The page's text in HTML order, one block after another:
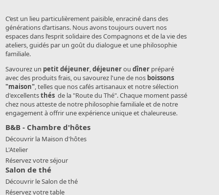
C’est un lieu particulièrement paisible, enraciné dans des
générations d’artisans. Nous avons toujours ouvert nos
espaces dans l’esprit solidaire des Compagnons et de la vie des
ateliers, guidés par un goût du dialogue et une philosophie
familiale.
Savourez un petit déjeuner,déjeunerou dîner préparé
avec des produits frais, ou savourez l'une de nos boissons
"maison", telles que nos cafés artisanaux et notre sélection
d'excellentsthés de la "Route du Thé". Chaque moment passé
chez nous atteste de notre philosophie familiale et de notre
engagement à offrir une expérience unique et chaleureuse.
B&B - Chambre d'hôtes
Découvrir la Maison d'hôtes
L'Atelier
Réservez votre séjour
Salon de thé
Découvrir le Salon de thé
Réservez votre table